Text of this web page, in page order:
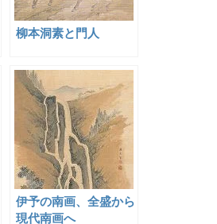
柳本洞素と門人
伊予の南画、全盛から
現代南画へ